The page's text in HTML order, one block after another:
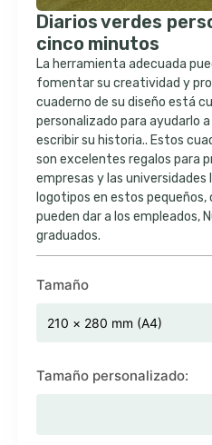
Diarios verdes
cinco minutos
La herramienta adecuada
fomentar su creatividad y
cuaderno de su diseño está
personalizado para ayudarlo
escribir su historia.. Estos
son excelentes regalos para
empresas y las
logotipos en estos pequeños,
pueden dar a los empleados,
graduados.
Tamaño
Tamaño personalizado: